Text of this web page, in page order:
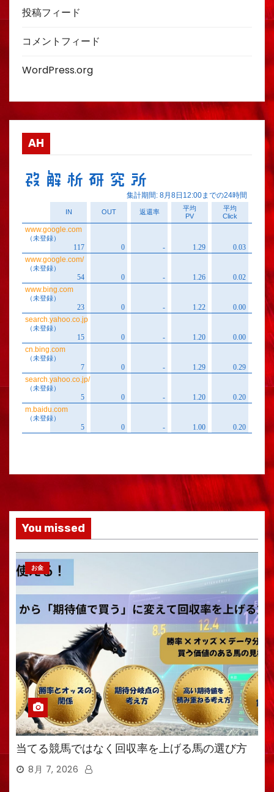
投稿フィード
コメントフィード
WordPress.org
AH
You missed
お金
当てる競馬ではなく回収率を上げる馬の選び方
8月 7, 2026